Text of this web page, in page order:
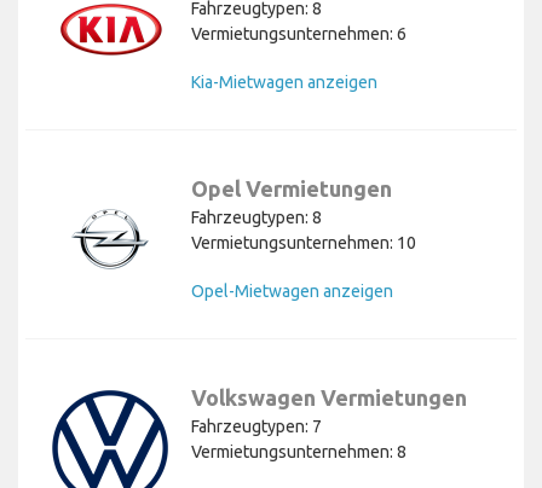
Fahrzeugtypen: 8
Vermietungsunternehmen: 6
Kia-Mietwagen anzeigen
Opel Vermietungen
Fahrzeugtypen: 8
Vermietungsunternehmen: 10
Opel-Mietwagen anzeigen
Volkswagen Vermietungen
Fahrzeugtypen: 7
Vermietungsunternehmen: 8